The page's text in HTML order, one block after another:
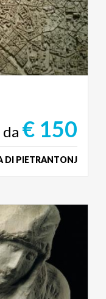
da € 150
DI PIETRANTONJ